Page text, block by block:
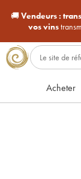
🚚Vendeurs :
vos vins
Acheter